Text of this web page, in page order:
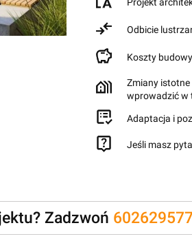
Odbicie
Koszty budowy
Zmiany istotne
wprowadzić w
Adaptacja i
Jeśli masz
Zadzwoń